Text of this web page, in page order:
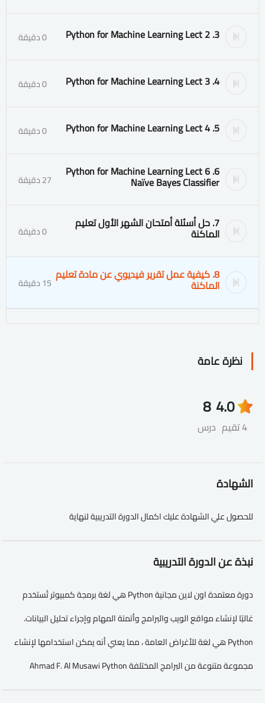
3. Python for Machine Learning Lect 2 0 دقيقة
4. Python for Machine Learning Lect 3 0 دقيقة
5. Python for Machine Learning Lect 4 0 دقيقة
6. Python for Machine Learning Lect 6
Naïve Bayes Classifier 27 دقيقة
7. حل أسئلة أمتحان الشهر الأول تعليم
الماكنة 0 دقيقة
8. كيفية عمل تقرير فيديوي عن مادة تعليم
الماكنة 15 دقيقة
نظرة عامة
4.0
4 تقيم
8
درس
الشهادة
للحصول علي الشهادة عليك اكمال الدورة التدريبية لنهاية
نبذة عن الدورة التدريبية
دورة معتمدة اون لاين مجانية Python هي لغة برمجة كمبيوتر تُستخدم
غالبًا لإنشاء مواقع الويب والبرامج وأتمتة المهام وإجراء تحليل البيانات.
Python هي لغة للأغراض العامة ، مما يعني أنه يمكن استخدامها لإنشاء
مجموعة متنوعة من البرامج المختلفة Ahmad F. Al Musawi Python